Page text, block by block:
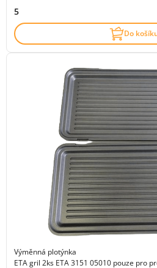
5
Do
Výměnná plotýnka
ETA gril 2ks ETA 3151 05010 pouze pro